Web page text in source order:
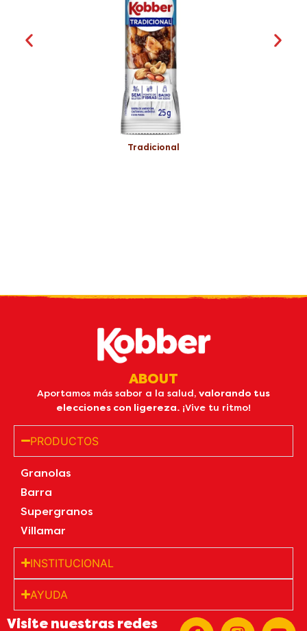
Tradicional
ABOUT
Aportamos más sabor a la salud, valorando tus
elecciones con ligereza. ¡Vive tu ritmo!
PRODUCTOS
Granolas
Barra
Supergranos
Villamar
INSTITUCIONAL
AYUDA
Visite nuestras redes